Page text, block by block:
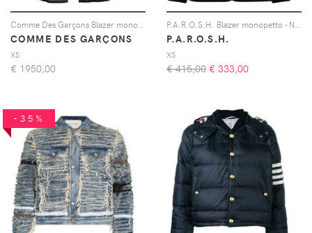
COMME DES GARÇONS
XS
€ 1950,00
P.A.R.O.S.H.
XS
€ 415,00 € 333,00
-35%